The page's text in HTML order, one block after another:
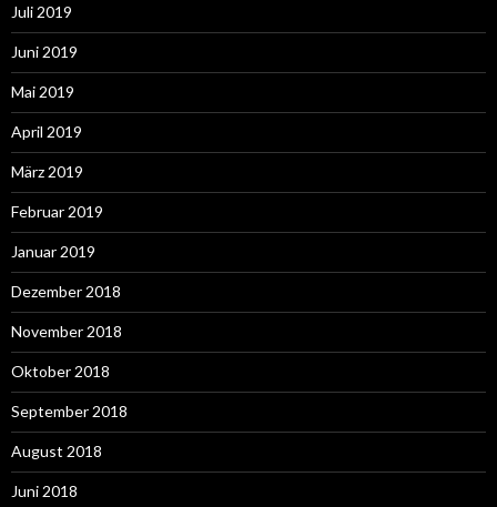
Juli 2019
Juni 2019
Mai 2019
April 2019
März 2019
Februar 2019
Januar 2019
Dezember 2018
November 2018
Oktober 2018
September 2018
August 2018
Juni 2018